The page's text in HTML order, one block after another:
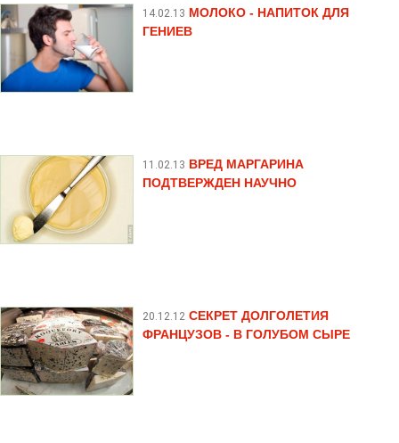
14.02.13 МОЛОКО - НАПИТОК ДЛЯ
ГЕНИЕВ
11.02.13 ВРЕД МАРГАРИНА
ПОДТВЕРЖДЕН НАУЧНО
20.12.12 СЕКРЕТ ДОЛГОЛЕТИЯ
ФРАНЦУЗОВ - В ГОЛУБОМ СЫРЕ